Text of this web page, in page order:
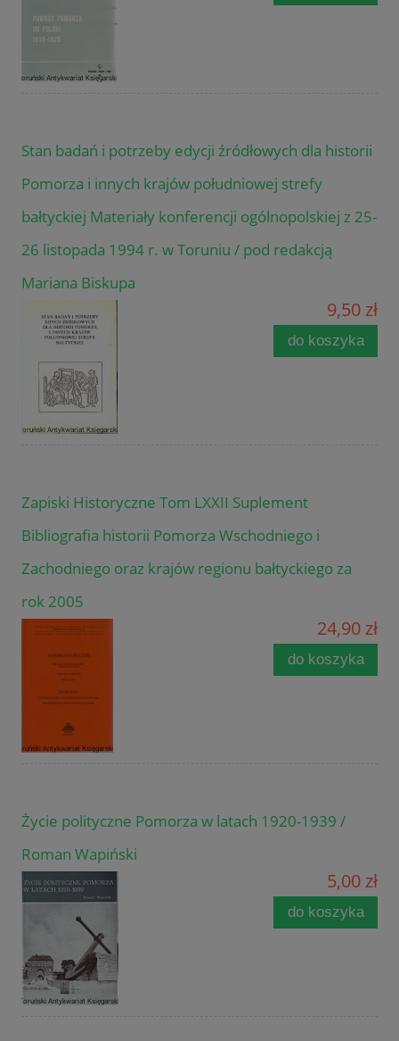
Stan badań i potrzeby edycji źródłowych dla historii
Pomorza i innych krajów południowej strefy
bałtyckiej Materiały konferencji ogólnopolskiej z 25-
26 listopada 1994 r. w Toruniu / pod redakcją
Mariana Biskupa
9,50 zł
do koszyka
Zapiski Historyczne Tom LXXII Suplement
Bibliografia historii Pomorza Wschodniego i
Zachodniego oraz krajów regionu bałtyckiego za
rok 2005
24,90 zł
do koszyka
Życie polityczne Pomorza w latach 1920-1939 /
Roman Wapiński
5,00 zł
do koszyka